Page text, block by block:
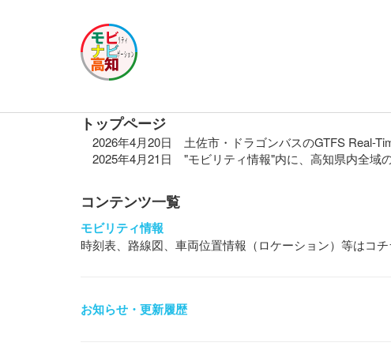
トップページ
2026年4月20日 土佐市・ドラゴンバスのGTFS Real-
2025年4月21日 "モビリティ情報"内に、高知県内全域
コンテンツ一覧
モビリティ情報
時刻表、路線図、車両位置情報（ロケーション）等はコチ
お知らせ・更新履歴